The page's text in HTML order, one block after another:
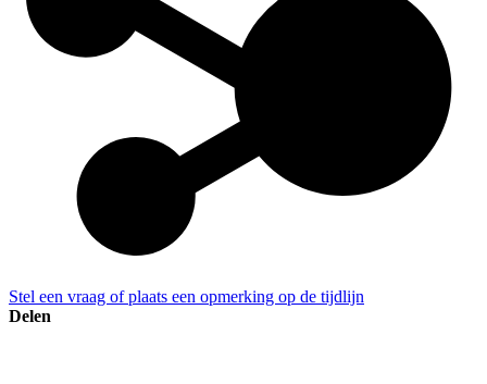
Stel een vraag of plaats een opmerking op de tijdlijn
Delen